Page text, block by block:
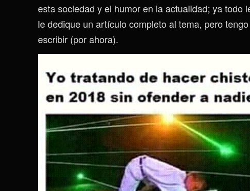
esta sociedad y el humor en la actualidad; ya todo
le dedique un artículo completo al tema, pero
escribir (por ahora).